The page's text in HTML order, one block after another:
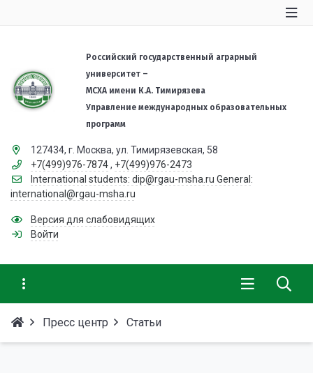
Российский государственный аграрный
университет –
МСХА имени К.А. Тимирязева
Управление международных образовательных
программ
127434, г. Москва, ул. Тимирязевская, 58
+7(499)976-7874 , +7(499)976-2473
International students: dip@rgau-msha.ru General:
international@rgau-msha.ru
Версия для слабовидящих
Войти
Пресс центр Статьи